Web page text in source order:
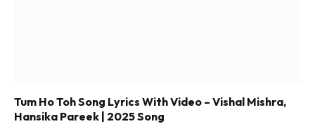
Tum Ho Toh Song Lyrics With Video – Vishal Mishra,
Hansika Pareek | 2025 Song